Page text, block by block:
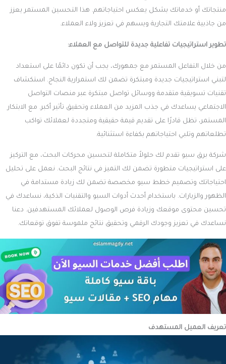
منتجاتك أو خدماتك بشكل يعكس احتياجاتهم. هذا التحسين المستمر يعزز
من جاذبية علامتك التجارية ويسهم في تعزيز ولاء العملاء.
تطوير استراتيجيات تفاعلية جديدة للتواصل مع العملاء:
من خلال التفاعل المستمر مع جمهورك، يجب أن تكون دائمًا على استعداد
لتبني استراتيجيات جديدة ومبتكرة تضمن لك استمرارية النجاح. استكشاف
تقنيات تسويقية متقدمة ووسائل تواصل مبتكرة عبر منصات التواصل
الاجتماعي يساعدك في جذب المزيد من العملاء وتحقيق تأثير أكبر. مع الابتكار
المستمر، تظل قادرًا على تقديم قيمة حقيقية ومتجددة لعملائك تواكب
تطلعاتهم وتلبي احتياجاتهم بكفاءة استثنائية.
شركة برق سيو تقدم لك حلولاً متكاملة لتحسين محركات البحث، مع التركيز
على استراتيجيات متطورة تضمن لك التميز في نتائج البحث. نعمل على تحليل
احتياجاتك وتصميم خطط سيو مخصصة تضمن لك زيادة مستدامة في
الظهور والزيارات. باستخدام أحدث أدوات السيو والتقنيات الذكية، نساعدك في
تحسين محتوى موقعك وزيادة فرص الوصول لعملائك المستهدفين. دعنا
نساعدك في تعزيز وجودك الرقمي وتحقيق نتائج ملموسة تفوق توقعاتك.
تعريف العميل المستهدف